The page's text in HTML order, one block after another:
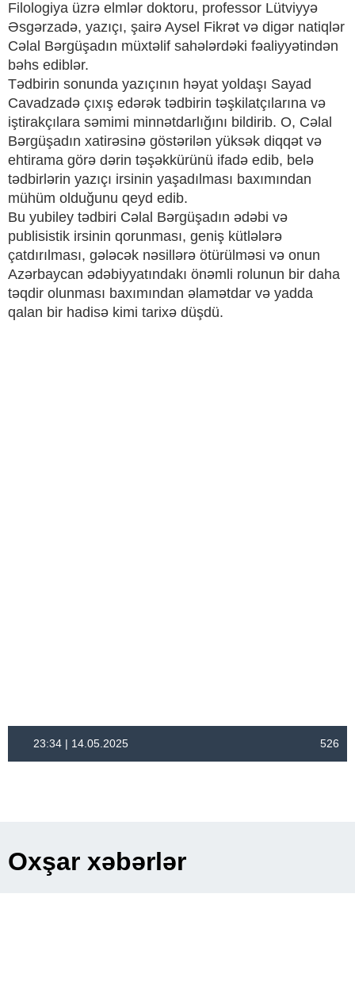
Filologiya üzrə elmlər doktoru, professor Lütviyyə
Əsgərzadə, yazıçı, şairə Aysel Fikrət və digər natiqlər
Cəlal Bərgüşadın müxtəlif sahələrdəki fəaliyyətindən
bəhs ediblər.
Tədbirin sonunda yazıçının həyat yoldaşı Sayad
Cavadzadə çıxış edərək tədbirin təşkilatçılarına və
iştirakçılara səmimi minnətdarlığını bildirib. O, Cəlal
Bərgüşadın xatirəsinə göstərilən yüksək diqqət və
ehtirama görə dərin təşəkkürünü ifadə edib, belə
tədbirlərin yazıçı irsinin yaşadılması baxımından
mühüm olduğunu qeyd edib.
Bu yubiley tədbiri Cəlal Bərgüşadın ədəbi və
publisistik irsinin qorunması, geniş kütlələrə
çatdırılması, gələcək nəsillərə ötürülməsi və onun
Azərbaycan ədəbiyyatındakı önəmli rolunun bir daha
təqdir olunması baxımından əlamətdar və yadda
qalan bir hadisə kimi tarixə düşdü.
23:34 | 14.05.2025 526
Oxşar xəbərlər